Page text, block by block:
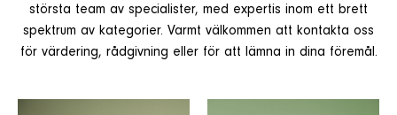
största team av specialister, med expertis inom ett brett
spektrum av kategorier. Varmt välkommen att kontakta oss
för värdering, rådgivning eller för att lämna in dina föremål.